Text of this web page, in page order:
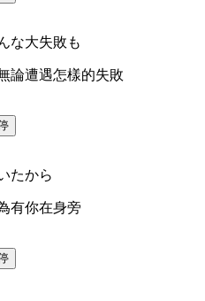
な大失敗も
論遭遇怎樣的失敗
たから
有你在身旁